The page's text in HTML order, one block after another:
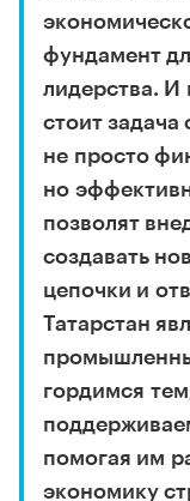
фундамент
лидерства.
стоит задача
не просто
но
позволят
создавать
цепочки и
Татарстан
гордимся
помогая им
экономику